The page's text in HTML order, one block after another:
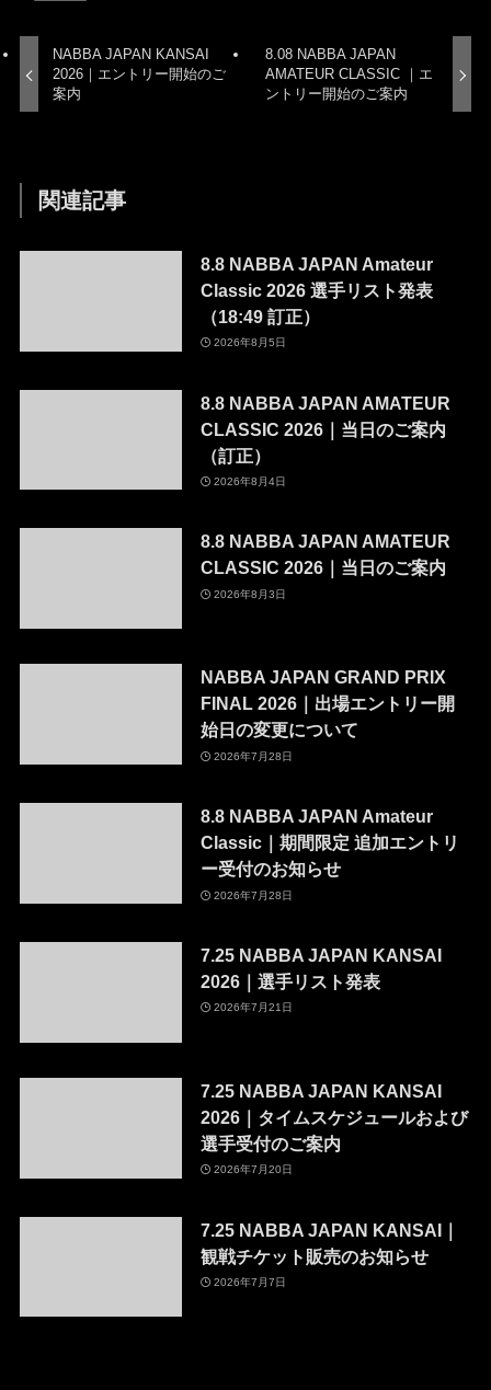
NABBA JAPAN KANSAI
2026｜エントリー開始のご
案内
8.08 NABBA JAPAN
AMATEUR CLASSIC ｜エ
ントリー開始のご案内
関連記事
8.8 NABBA JAPAN Amateur
Classic 2026 選手リスト発表
（18:49 訂正）
2026年8月5日
8.8 NABBA JAPAN AMATEUR
CLASSIC 2026｜当日のご案内
（訂正）
2026年8月4日
8.8 NABBA JAPAN AMATEUR
CLASSIC 2026｜当日のご案内
2026年8月3日
NABBA JAPAN GRAND PRIX
FINAL 2026｜出場エントリー開
始日の変更について
2026年7月28日
8.8 NABBA JAPAN Amateur
Classic｜期間限定 追加エントリ
ー受付のお知らせ
2026年7月28日
7.25 NABBA JAPAN KANSAI
2026｜選手リスト発表
2026年7月21日
7.25 NABBA JAPAN KANSAI
2026｜タイムスケジュールおよび
選手受付のご案内
2026年7月20日
7.25 NABBA JAPAN KANSAI｜
観戦チケット販売のお知らせ
2026年7月7日